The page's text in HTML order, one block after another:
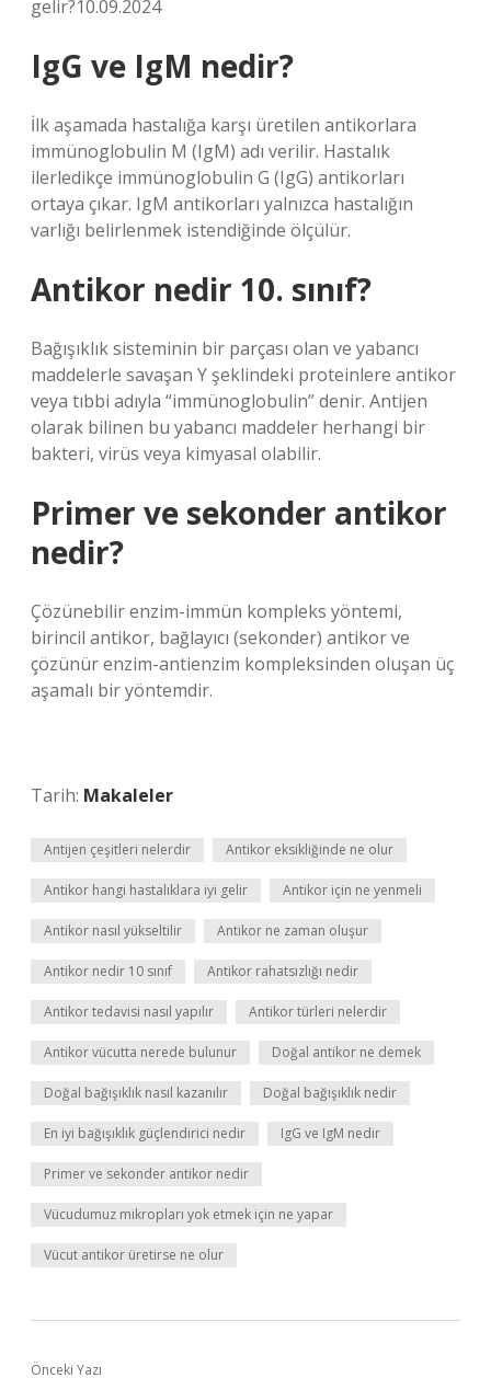
gelir?10.09.2024
IgG ve IgM nedir?
İlk aşamada hastalığa karşı üretilen antikorlara
immünoglobulin M (IgM) adı verilir. Hastalık
ilerledikçe immünoglobulin G (IgG) antikorları
ortaya çıkar. IgM antikorları yalnızca hastalığın
varlığı belirlenmek istendiğinde ölçülür.
Antikor nedir 10. sınıf?
Bağışıklık sisteminin bir parçası olan ve yabancı
maddelerle savaşan Y şeklindeki proteinlere antikor
veya tıbbi adıyla “immünoglobulin” denir. Antijen
olarak bilinen bu yabancı maddeler herhangi bir
bakteri, virüs veya kimyasal olabilir.
Primer ve sekonder antikor
nedir?
Çözünebilir enzim-immün kompleks yöntemi,
birincil antikor, bağlayıcı (sekonder) antikor ve
çözünür enzim-antienzim kompleksinden oluşan üç
aşamalı bir yöntemdir.
Tarih: Makaleler
Antijen çeşitleri nelerdir Antikor eksikliğinde ne olur
Antikor hangi hastalıklara iyi gelir Antikor için ne yenmeli
Antikor nasıl yükseltilir Antikor ne zaman oluşur
Antikor nedir 10 sınıf Antikor rahatsızlığı nedir
Antikor tedavisi nasıl yapılır Antikor türleri nelerdir
Antikor vücutta nerede bulunur Doğal antikor ne demek
Doğal bağışıklık nasıl kazanılır Doğal bağışıklık nedir
En iyi bağışıklık güçlendirici nedir IgG ve IgM nedir
Primer ve sekonder antikor nedir
Vücudumuz mikropları yok etmek için ne yapar
Vücut antikor üretirse ne olur
Önceki Yazı